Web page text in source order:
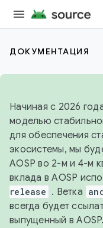
ДОКУМЕНТАЦИЯ
Начиная с 2026
моделью
для обеспечения
экосистемы, мы
AOSP во 2-м и 4-м
вклада в AOSP
release . Ветка
всегда будет
выпущенный в